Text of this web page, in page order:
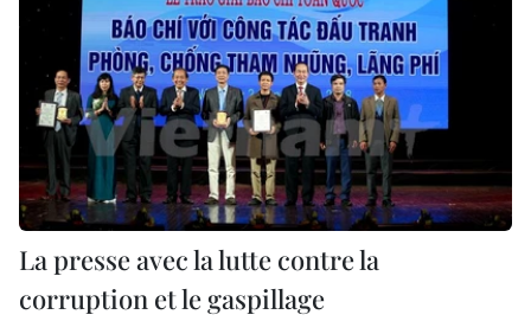
La presse avec la lutte contre la
corruption et le gaspillage